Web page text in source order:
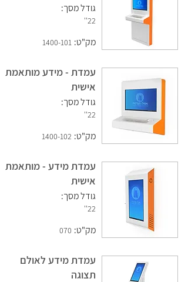
גודל מסך:
22''
1400-101 מק"ט:
עמדת - מידע מותאמת
אישית
גודל מסך:
22''
1400-102 מק"ט:
עמדת מידע - מותאמת
אישית
גודל מסך:
22''
070 מק"ט:
עמדת מידע לאולם
תצוגה